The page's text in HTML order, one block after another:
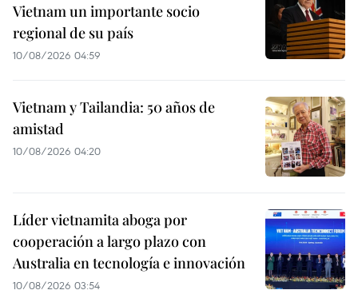
Vietnam un importante socio
regional de su país
10/08/2026 04:59
Vietnam y Tailandia: 50 años de
amistad
10/08/2026 04:20
Líder vietnamita aboga por
cooperación a largo plazo con
Australia en tecnología e innovación
10/08/2026 03:54